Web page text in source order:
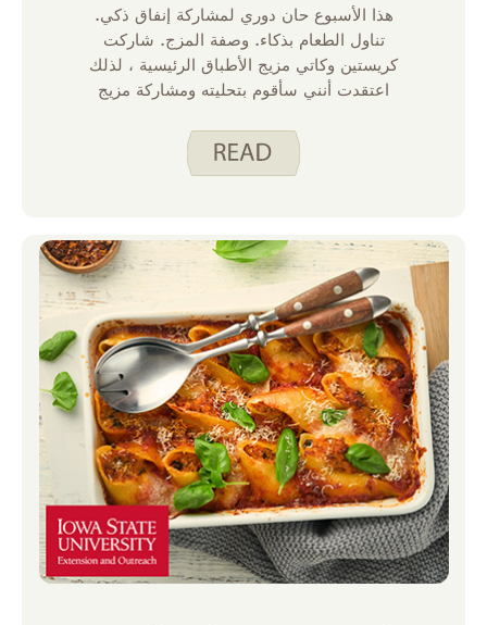
هذا الأسبوع حان دوري لمشاركة إنفاق ذكي.
تناول الطعام بذكاء. وصفة المزج. شاركت
كريستين وكاتي مزيج الأطباق الرئيسية ، لذلك
اعتقدت أنني سأقوم بتحليته ومشاركة مزيج
Crisp Bars.